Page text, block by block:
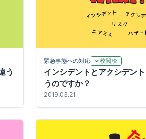
う
緊急事態への対応 校閲済
インシデントとアクシデン
うのですか？
2019.03.21